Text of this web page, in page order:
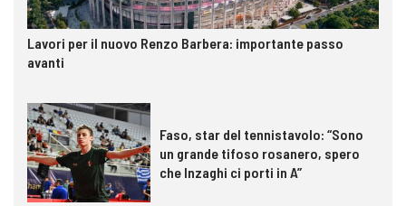
Lavori per il nuovo Renzo Barbera: importante passo
avanti
Faso, star del tennistavolo: “Sono
un grande tifoso rosanero, spero
che Inzaghi ci porti in A”